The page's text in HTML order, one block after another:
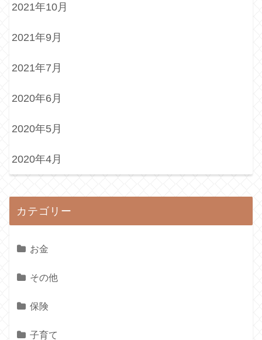
2021年10月
2021年9月
2021年7月
2020年6月
2020年5月
2020年4月
カテゴリー
お金
その他
保険
子育て